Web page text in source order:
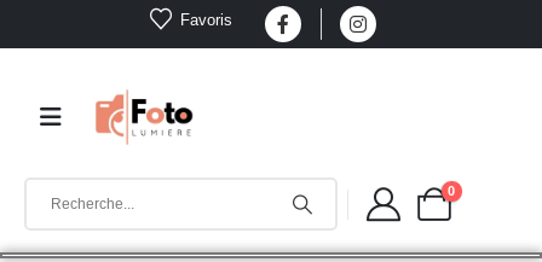
Favoris
0